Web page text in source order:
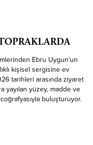
Ebru Uygun'un
kişisel sergisine ev
tarihleri arasında ziyaret
yayılan yüzey, madde ve
buluşturuyor.